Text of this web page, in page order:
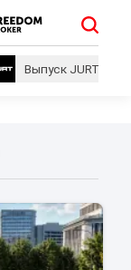
Выпуск JURT